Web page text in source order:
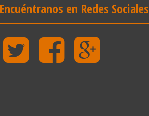
Encuéntranos en Redes Sociales
Twitter Facebook
Google